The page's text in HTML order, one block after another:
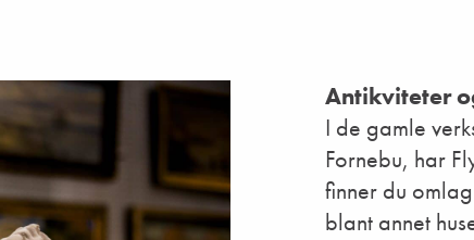
Antikviteter
I de gamle
Fornebu, har
finner du
blant annet